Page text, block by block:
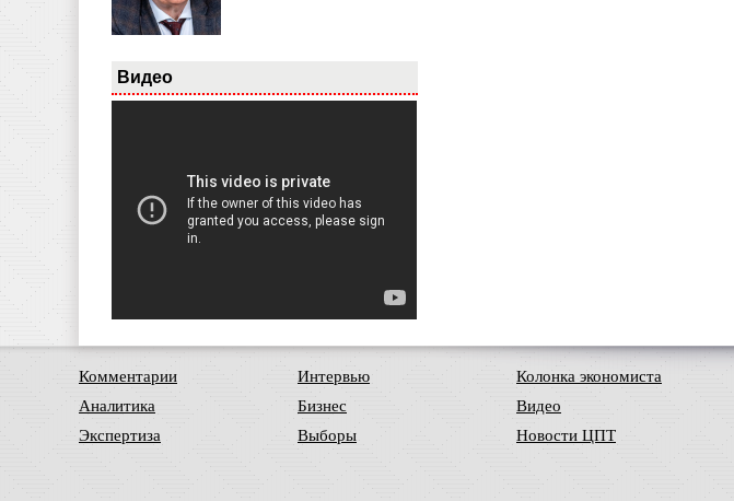
Видео
Комментарии
Аналитика
Экспертиза
Интервью
Бизнес
Выборы
Колонка экономиста
Видео
Новости ЦПТ